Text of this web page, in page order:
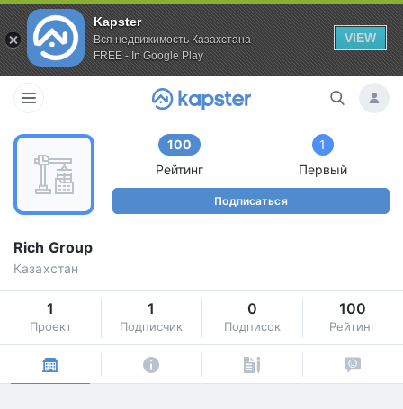
Kapster
Вся недвижимость Казахстана
FREE - In Google Play
VIEW
100
Рейтинг
1
Первый
Подписаться
Rich Group
Казахстан
1
Проект
1
Подписчик
0
Подписок
100
Рейтинг